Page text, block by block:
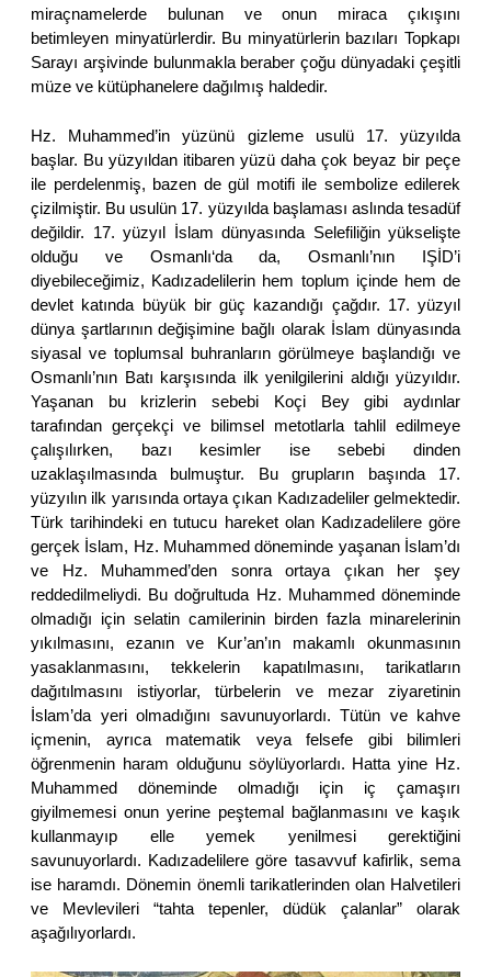
miraçnamelerde bulunan ve onun miraca çıkışını
betimleyen minyatürlerdir. Bu minyatürlerin bazıları Topkapı
Sarayı arşivinde bulunmakla beraber çoğu dünyadaki çeşitli
müze ve kütüphanelere dağılmış haldedir.
Hz. Muhammed’in yüzünü gizleme usulü 17. yüzyılda
başlar. Bu yüzyıldan itibaren yüzü daha çok beyaz bir peçe
ile perdelenmiş, bazen de gül motifi ile sembolize edilerek
çizilmiştir. Bu usulün 17. yüzyılda başlaması aslında tesadüf
değildir. 17. yüzyıl İslam dünyasında Selefiliğin yükselişte
olduğu ve Osmanlı‘da da, Osmanlı’nın IŞİD’i
diyebileceğimiz, Kadızadelilerin hem toplum içinde hem de
devlet katında büyük bir güç kazandığı çağdır. 17. yüzyıl
dünya şartlarının değişimine bağlı olarak İslam dünyasında
siyasal ve toplumsal buhranların görülmeye başlandığı ve
Osmanlı’nın Batı karşısında ilk yenilgilerini aldığı yüzyıldır.
Yaşanan bu krizlerin sebebi Koçi Bey gibi aydınlar
tarafından gerçekçi ve bilimsel metotlarla tahlil edilmeye
çalışılırken, bazı kesimler ise sebebi dinden
uzaklaşılmasında bulmuştur. Bu grupların başında 17.
yüzyılın ilk yarısında ortaya çıkan Kadızadeliler gelmektedir.
Türk tarihindeki en tutucu hareket olan Kadızadelilere göre
gerçek İslam, Hz. Muhammed döneminde yaşanan İslam’dı
ve Hz. Muhammed’den sonra ortaya çıkan her şey
reddedilmeliydi. Bu doğrultuda Hz. Muhammed döneminde
olmadığı için selatin camilerinin birden fazla minarelerinin
yıkılmasını, ezanın ve Kur’an’ın makamlı okunmasının
yasaklanmasını, tekkelerin kapatılmasını, tarikatların
dağıtılmasını istiyorlar, türbelerin ve mezar ziyaretinin
İslam’da yeri olmadığını savunuyorlardı. Tütün ve kahve
içmenin, ayrıca matematik veya felsefe gibi bilimleri
öğrenmenin haram olduğunu söylüyorlardı. Hatta yine Hz.
Muhammed döneminde olmadığı için iç çamaşırı
giyilmemesi onun yerine peştemal bağlanmasını ve kaşık
kullanmayıp elle yemek yenilmesi gerektiğini
savunuyorlardı. Kadızadelilere göre tasavvuf kafirlik, sema
ise haramdı. Dönemin önemli tarikatlerinden olan Halvetileri
ve Mevlevileri “tahta tepenler, düdük çalanlar” olarak
aşağılıyorlardı.